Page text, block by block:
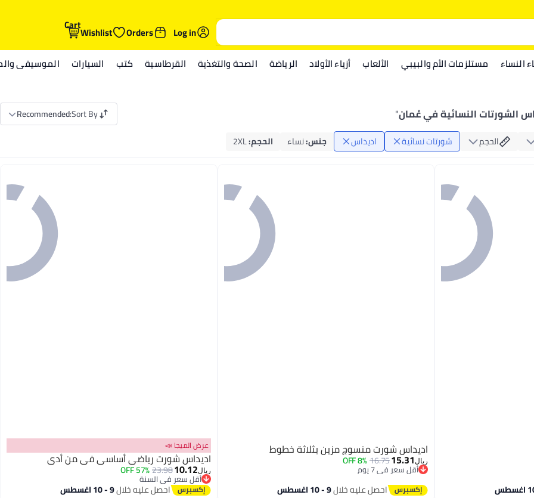
Log in
Orders
Wishlist
Cart
النساء مستلزمات الأم والبيبي الألعاب أزياء الأولاد الرياضة الصحة والتغذية القرطاسية كتب السيارات الموسيقى
الشورتات النسائية في عُمان"
Sort By
:
Recommended
الحجم شورتات نسائية اديداس جنس:نساء الحجم:
2XL
اديداس شورت منسوج مزين بثلاثة خطوط
ريال15.31
16.75
8% OFF
أقل سعر في 7 يوم
أقل سعر في 7 يوم
احصل عليه خلال9 - 10 اغسطس 2
عرض الميجا 📣
اديداس شورت رياضي أساسي في من أدي
ريال10.12
23.98
57% OFF
أقل سعر في السنة
أقل سعر في السنة
احصل عليه خلال9 - 10 اغسطس